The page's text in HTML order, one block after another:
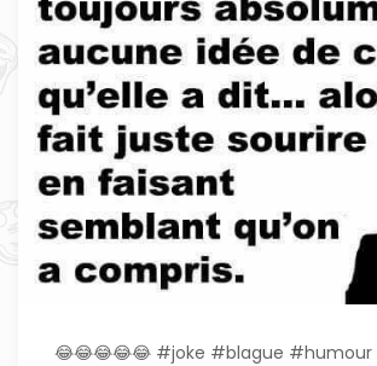
😂😂😂😂😂 #joke #blague #humour